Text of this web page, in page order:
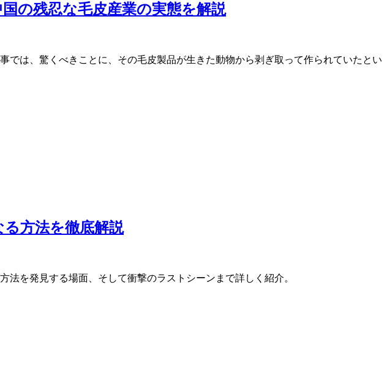
の残忍な毛皮産業の実態を解説
は、驚くべきことに、その毛皮製品が生きた動物から剥ぎ取って作られていたとい
方法を徹底解説
を発見する場面、そして衝撃のラストシーンまで詳しく紹介。